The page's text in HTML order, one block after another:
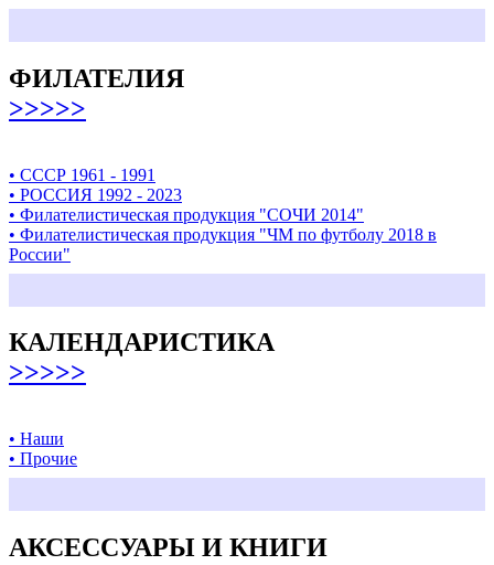
ФИЛАТЕЛИЯ
>>>>>
• СССР 1961 - 1991
• РОССИЯ 1992 - 2023
• Филателистическая продукция "СОЧИ 2014"
• Филателистическая продукция "ЧМ по футболу 2018 в
России"
КАЛЕНДАРИСТИКА
>>>>>
• Наши
• Прочие
АКСЕССУАРЫ И КНИГИ